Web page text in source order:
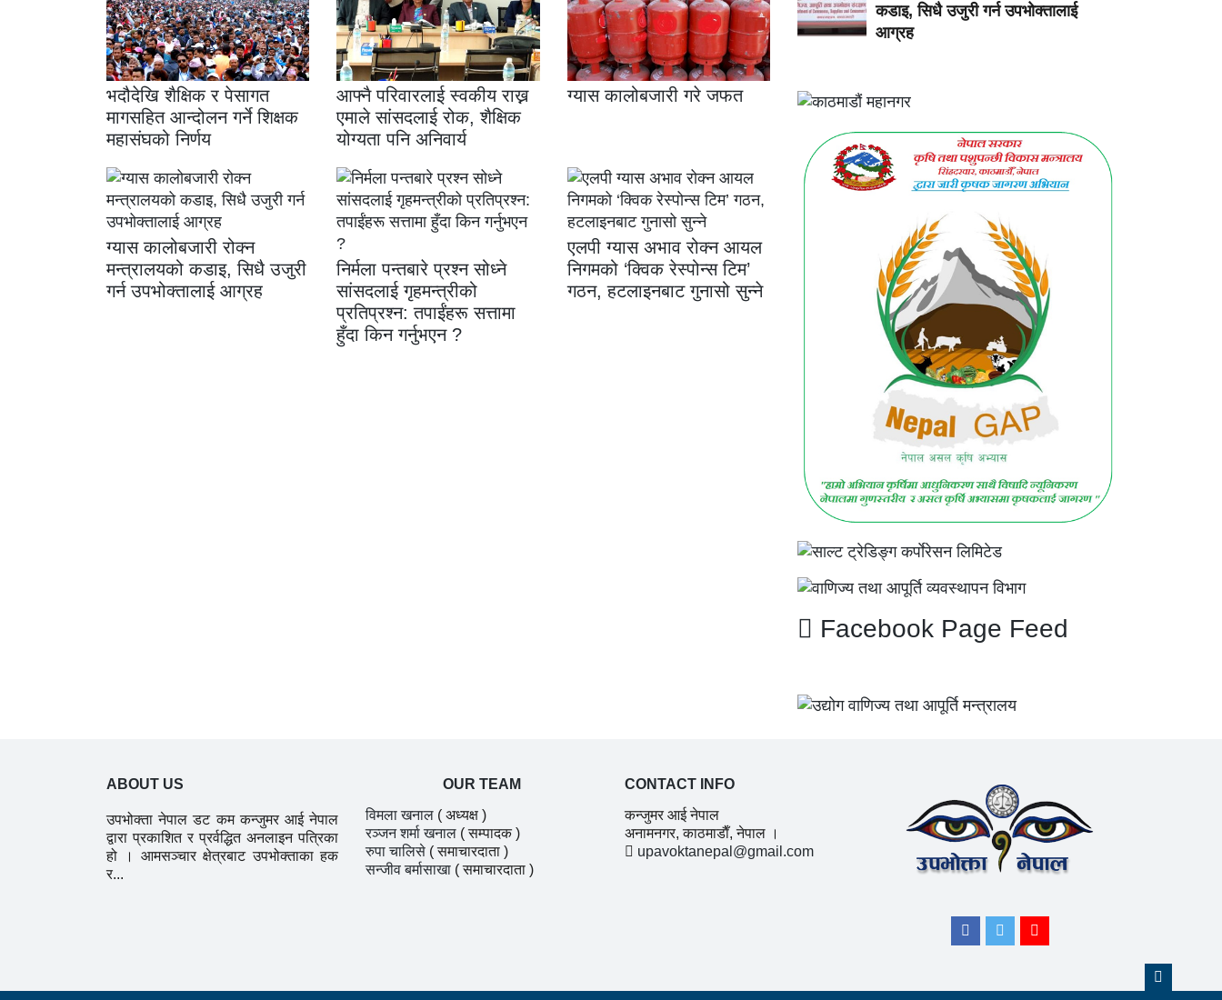
भदौदेखि शैक्षिक र पेसागत
मागसहित आन्दोलन गर्ने शिक्षक
महासंघको निर्णय
आफ्नै परिवारलाई स्वकीय राख्न
एमाले सांसदलाई रोक, शैक्षिक
योग्यता पनि अनिवार्य
ग्यास कालोबजारी गरे जफत
ग्यास कालोबजारी रोक्न
मन्त्रालयको कडाइ, सिधै उजुरी
गर्न उपभोक्तालाई आग्रह
निर्मला पन्तबारे प्रश्न सोध्ने
सांसदलाई गृहमन्त्रीको
प्रतिप्रश्न: तपाईंहरू सत्तामा
हुँदा किन गर्नुभएन ?
एलपी ग्यास अभाव रोक्न आयल
निगमको ‘क्विक रेस्पोन्स टिम’
गठन, हटलाइनबाट गुनासो सुन्ने
कडाइ, सिधै उजुरी गर्न उपभोक्तालाई
आग्रह
Facebook Page Feed
ABOUT US
उपभोक्ता नेपाल डट कम कन्जुमर आई नेपाल
द्वारा प्रकाशित र प्रर्वद्धित अनलाइन पत्रिका
हो । आमसञ्चार क्षेत्रबाट उपभोक्ताका हक
र...
OUR TEAM
विमला खनाल ( अध्यक्ष )
रञ्जन शर्मा खनाल ( सम्पादक )
रुपा चालिसे ( समाचारदाता )
सन्जीव बर्मासाखा ( समाचारदाता )
CONTACT INFO
कन्जुमर आई नेपाल
अनामनगर, काठमाडाैँ, नेपाल ।
upavoktanepal@gmail.com